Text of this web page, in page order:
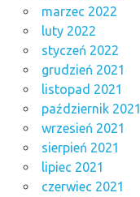
marzec 2022
luty 2022
styczeń 2022
grudzień 2021
listopad 2021
październik 2021
wrzesień 2021
sierpień 2021
lipiec 2021
czerwiec 2021